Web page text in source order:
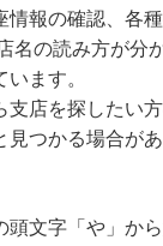
情報の確認、各
名の読み方が分
ます。
支店を探したい
つかる場合があ
頭文字「や」か